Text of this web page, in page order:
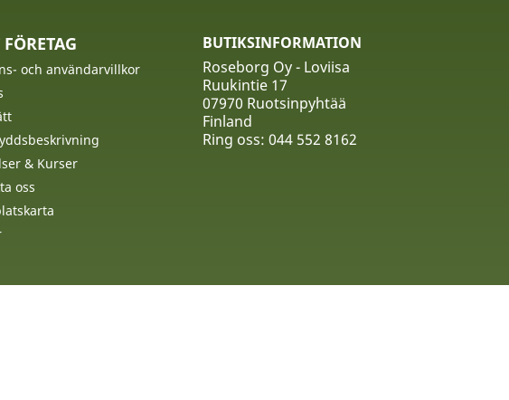
och användarvillkor
& Kurser
oss
BUTIKSINFORMATION
Roseborg Oy - Loviisa
Ruukintie 17
07970 Ruotsinpyhtää
Finland
Ring oss: 044 552 8162